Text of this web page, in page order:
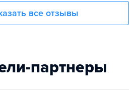
все отзывы
партнеры